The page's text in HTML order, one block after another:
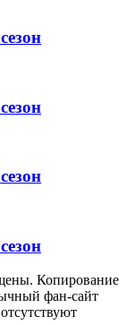
Копирование
фан-сайт